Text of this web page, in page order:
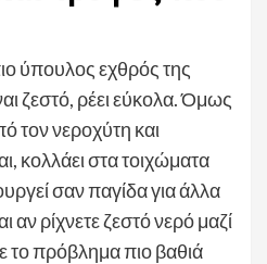
ύπουλος εχθρός της
ζεστό, ρέει εύκολα. Όμως
τον νεροχύτη και
κολλάει στα τοιχώματα
σαν παγίδα για άλλα
αν ρίχνετε ζεστό νερό μαζί
το πρόβλημα πιο βαθιά